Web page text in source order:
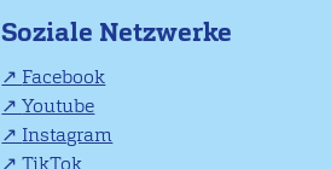
Soziale Netzwerke
Facebook
Youtube
Instagram
TikTok